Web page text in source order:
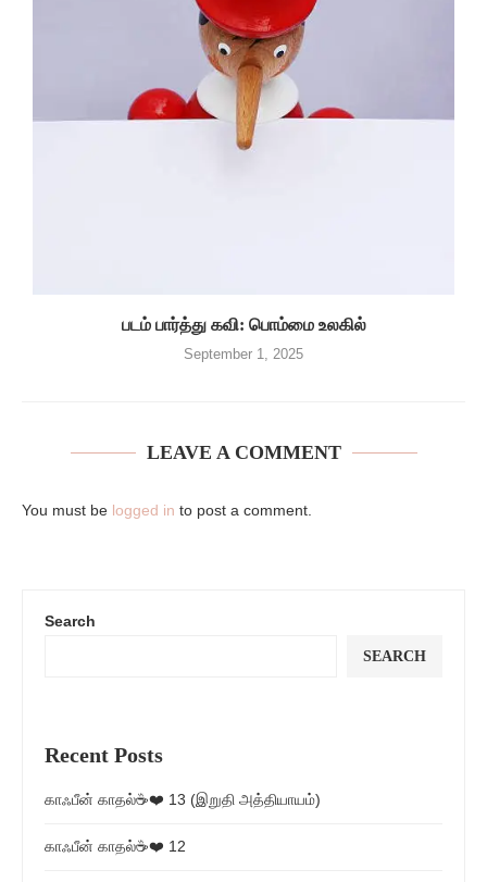
படம் பார்த்து கவி: பொம்மை உலகில்
September 1, 2025
LEAVE A COMMENT
You must be logged in to post a comment.
Search
SEARCH
Recent Posts
காஃபீன் காதல்☕❤️ 13 (இறுதி அத்தியாயம்)
காஃபீன் காதல்☕❤️ 12